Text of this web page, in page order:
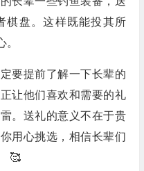
棋盘。这样既能投其所
要提前了解一下长辈的
让他们喜欢和需要的礼
。送礼的意义不在于贵
用心挑选，相信长辈们
🥰